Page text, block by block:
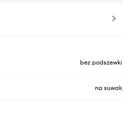
bez podszewki
na suwak